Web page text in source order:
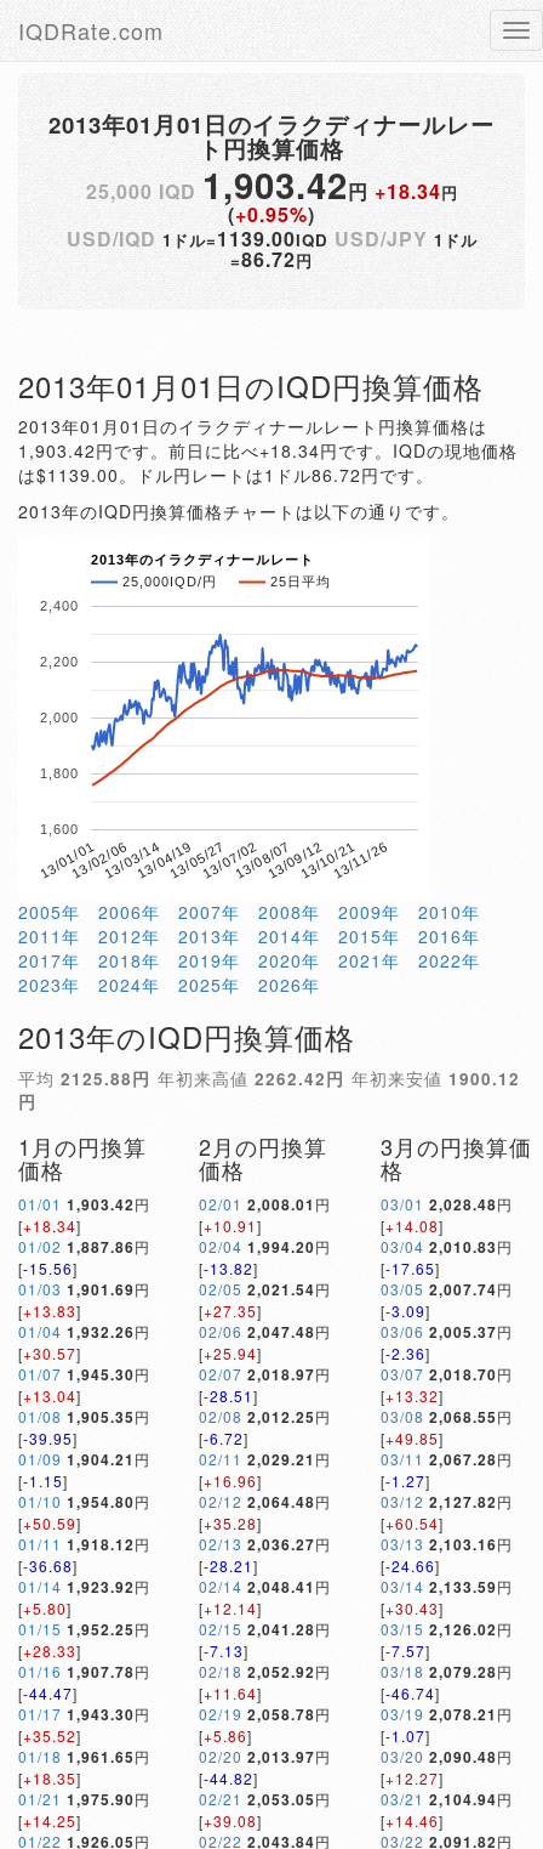
IQDRate.com
2013年01月01日のイラクディナールレー
ト円換算価格
25,000 IQD 1,903.42円 +18.34円
(+0.95%)
USD/IQD 1ドル=1139.00IQD USD/JPY 1ドル
=86.72円
2013年01月01日のIQD円換算価格
2013年01月01日のイラクディナールレート円換算価格は
1,903.42円です。前日に比べ+18.34円です。IQDの現地価格
は$1139.00。ドル円レートは1ドル86.72円です。
2013年のIQD円換算価格チャートは以下の通りです。
2013年のイラクディナールレート
25,000IQD/円
25日平均
13/01/0113/02/0613/03/1413/04/1913/05/2713/07/0213/08/0713/09/1213/10/2113/11/26
1,600
1,800
2,000
2,200
2,400
2005年 2006年 2007年 2008年 2009年
2010年
2011年
2012年 2013年 2014年 2015年
2016年
2017年
2018年 2019年 2020年 2021年
2022年
2023年
2024年 2025年 2026年
2013年のIQD円換算価格
平均 2125.88円 年初来高値 2262.42円 年初来安値 1900.12
円
1月の円換算
価格
01/01 1,903.42円
[+18.34]
01/02 1,887.86円
[-15.56]
01/03 1,901.69円
[+13.83]
01/04 1,932.26円
[+30.57]
01/07 1,945.30円
[+13.04]
01/08 1,905.35円
[-39.95]
01/09 1,904.21 円
[-1.15]
01/10 1,954.80円
[+50.59]
01/11 1,918.12円
[-36.68]
01/14 1,923.92円
[+5.80]
01/15 1,952.25円
[+28.33]
01/16 1,907.78円
[-44.47]
01/17 1,943.30円
[+35.52]
01/18 1,961.65円
[+18.35]
01/21 1,975.90円
[+14.25]
01/22 1,926.05円
2月の円換算
価格
02/01 2,008.01 円
[+10.91]
02/04 1,994.20円
[-13.82]
02/05 2,021.54円
[+27.35]
02/06 2,047.48円
[+25.94]
02/07 2,018.97円
[-28.51]
02/08 2,012.25円
[-6.72]
02/11 2,029.21 円
[+16.96]
02/12 2,064.48円
[+35.28]
02/13 2,036.27円
[-28.21]
02/14 2,048.41 円
[+12.14]
02/15 2,041.28円
[-7.13]
02/18 2,052.92円
[+11.64]
02/19 2,058.78円
[+5.86]
02/20 2,013.97円
[-44.82]
02/21 2,053.05円
[+39.08]
02/22 2,043.84円
3月の円換算価
格
03/01 2,028.48円
[+14.08]
03/04 2,010.83円
[-17.65]
03/05 2,007.74円
[-3.09]
03/06 2,005.37円
[-2.36]
03/07 2,018.70円
[+13.32]
03/08 2,068.55円
[+49.85]
03/11 2,067.28円
[-1.27]
03/12 2,127.82円
[+60.54]
03/13 2,103.16円
[-24.66]
03/14 2,133.59円
[+30.43]
03/15 2,126.02円
[-7.57]
03/18 2,079.28円
[-46.74]
03/19 2,078.21 円
[-1.07]
03/20 2,090.48円
[+12.27]
03/21 2,104.94円
[+14.46]
03/22 2,091.82円